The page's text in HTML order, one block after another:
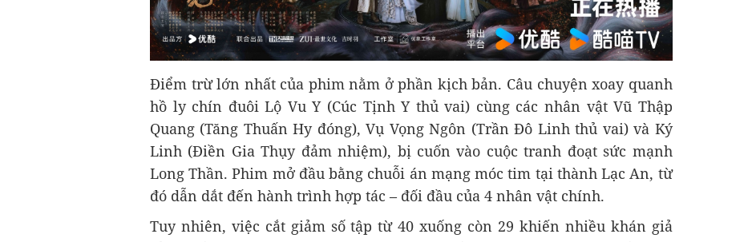
Điểm trừ lớn nhất của phim nằm ở phần kịch bản. Câu chuyện xoay quanh
hồ ly chín đuôi Lộ Vu Y (Cúc Tịnh Y thủ vai) cùng các nhân vật Vũ Thập
Quang (Tăng Thuấn Hy đóng), Vụ Vọng Ngôn (Trần Đô Linh thủ vai) và Ký
Linh (Điền Gia Thụy đảm nhiệm), bị cuốn vào cuộc tranh đoạt sức mạnh
Long Thần. Phim mở đầu bằng chuỗi án mạng móc tim tại thành Lạc An, từ
đó dẫn dắt đến hành trình hợp tác – đối đầu của 4 nhân vật chính.
Tuy nhiên, việc cắt giảm số tập từ 40 xuống còn 29 khiến nhiều khán giả